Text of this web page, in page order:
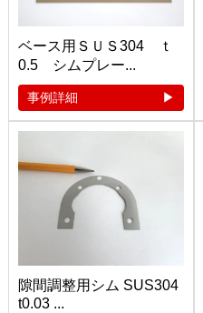
ベース用ＳＵＳ304 ｔ
0.5 シムプレー...
事例詳細
隙間調整用シム SUS304
t0.03 ...